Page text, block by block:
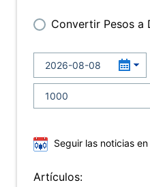
Convertir Pesos a
Seguir las noticias en
Artículos: